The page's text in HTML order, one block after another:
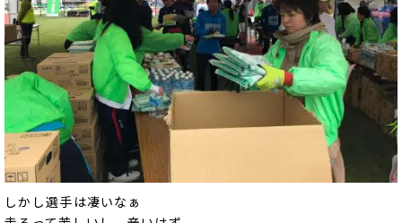
しかし選手は凄いなぁ